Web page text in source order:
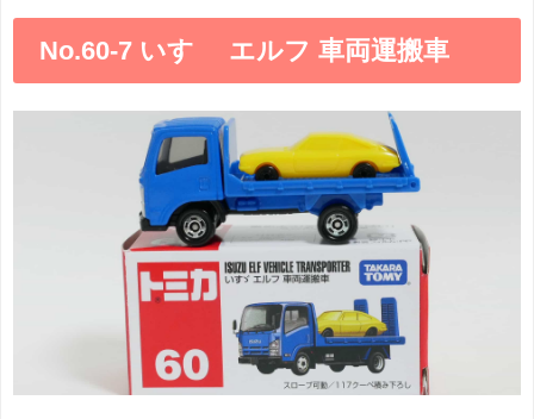
No.60-7 いすゞ エルフ 車両運搬車